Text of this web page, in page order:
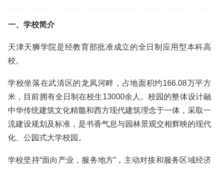
一、学校简介
天津天狮学院是经教育部批准成立的全日制应用型本科高
校。
学校坐落在武清区的龙凤河畔，占地面积约166.08万平方
米，目前拥有全日制在校生13000余人。校园的整体设计融
中华传统建筑文化精髓和西方现代建筑理念于一体，采取一
流建设规划及标准，是书香气息与园林景观交相辉映的现代
化、公园式大学校园。
学校坚持“面向产业，服务地方”，主动对接和服务区域经济